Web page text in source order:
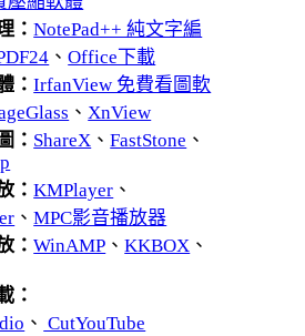
：NotePad++ 純文字編
、Office下載
：IrfanView 免費看圖軟
、 XnView
： ShareX 、FastStone 、
：KMPlayer 、
、MPC影音播放器
：WinAMP 、KKBOX 、
：
、 CutYouTube